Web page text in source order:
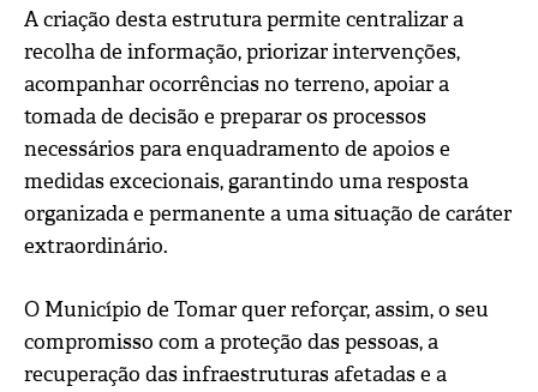
A criação desta estrutura permite centralizar a
recolha de informação, priorizar intervenções,
acompanhar ocorrências no terreno, apoiar a
tomada de decisão e preparar os processos
necessários para enquadramento de apoios e
medidas excecionais, garantindo uma resposta
organizada e permanente a uma situação de caráter
extraordinário.
O Município de Tomar quer reforçar, assim, o seu
compromisso com a proteção das pessoas, a
recuperação das infraestruturas afetadas e a